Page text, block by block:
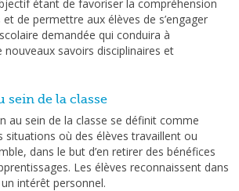
étant de favoriser la compréhension
de permettre aux élèves de s’engager
demandée qui conduira à
nouveaux savoirs disciplinaires et
sein de la classe
au sein de la classe se définit comme
situations où des élèves travaillent ou
dans le but d’en retirer des bénéfices
Les élèves reconnaissent dans
intérêt personnel.